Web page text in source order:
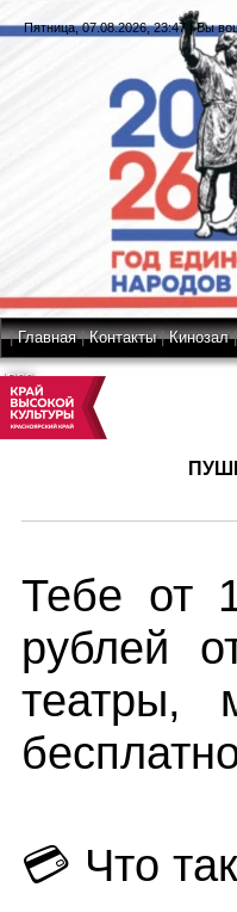
Пятница, 07.08.2026, 23:47 |Вы
|Главная|Контакты|Кинозал
|RSS
Тебе от
рублей
театры,
💳 Что